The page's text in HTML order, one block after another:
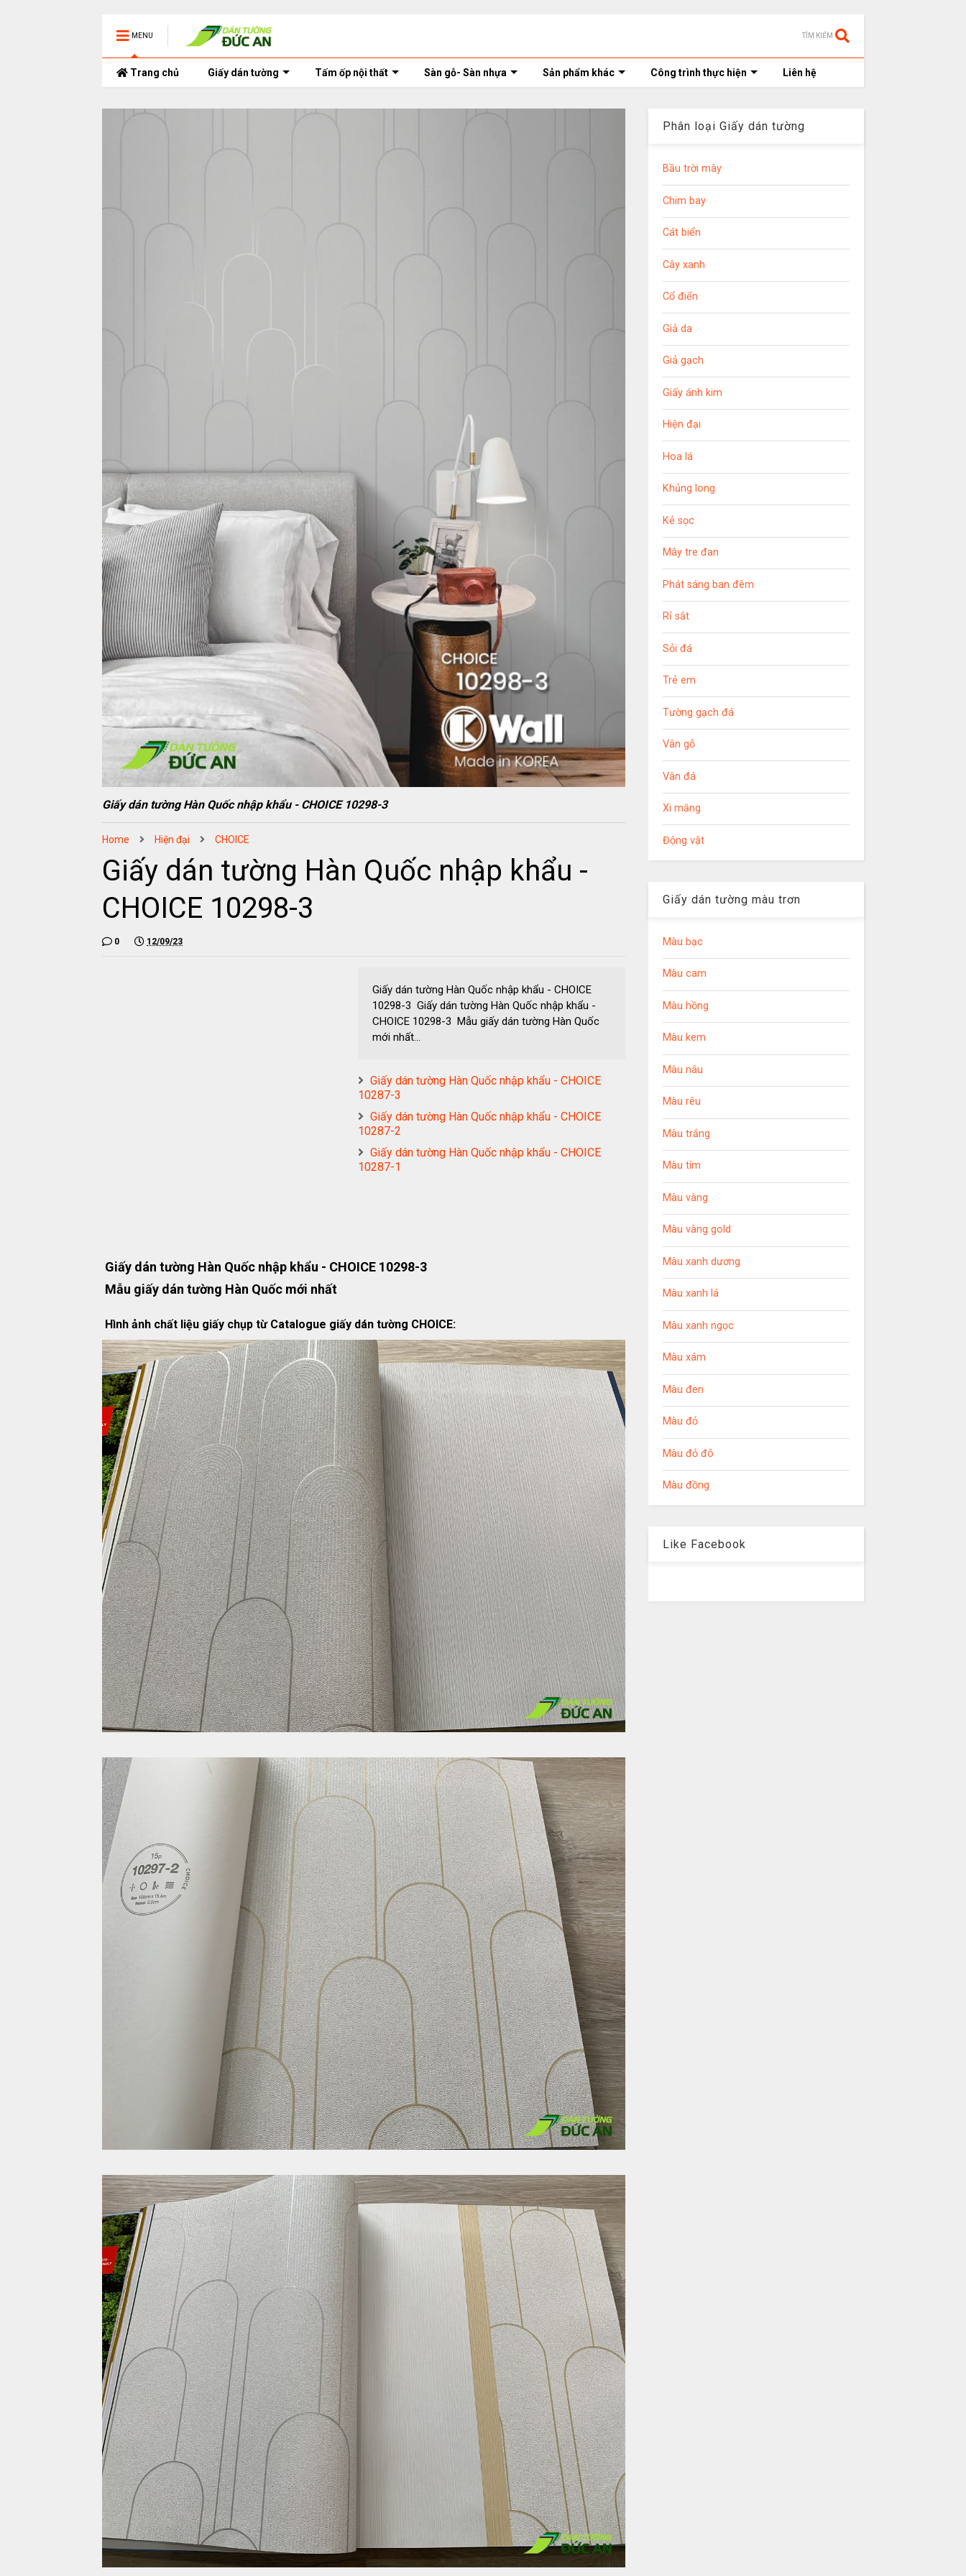
MENU TÌM KIẾM
Trang chủ Giấy dán tường Tấm ốp nội thất Sàn gỗ- Sàn nhựa Sản phẩm khác Công trình thực hiện Liên hệ
Giấy dán tường Hàn Quốc nhập khẩu - CHOICE 10298-3
Home Hiện đại CHOICE
Giấy dán tường Hàn Quốc nhập khẩu -
CHOICE 10298-3
0 12/09/23
Giấy dán tường Hàn Quốc nhập khẩu - CHOICE
10298-3 Giấy dán tường Hàn Quốc nhập khẩu -
CHOICE 10298-3 Mẫu giấy dán tường Hàn Quốc
mới nhất...
Giấy dán tường Hàn Quốc nhập khẩu - CHOICE
10287-3
Giấy dán tường Hàn Quốc nhập khẩu - CHOICE
10287-2
Giấy dán tường Hàn Quốc nhập khẩu - CHOICE
10287-1
Giấy dán tường Hàn Quốc nhập khẩu - CHOICE 10298-3
Mẫu giấy dán tường Hàn Quốc mới nhất
Hình ảnh chất liệu giấy chụp từ Catalogue giấy dán tường CHOICE:
Phân loại Giấy dán tường
Bầu trời mây
Chim bay
Cát biển
Cây xanh
Cổ điển
Giả da
Giả gạch
Giấy ánh kim
Hiện đại
Hoa lá
Khủng long
Kẻ sọc
Mây tre đan
Phát sáng ban đêm
Rỉ sắt
Sỏi đá
Trẻ em
Tường gạch đá
Vân gỗ
Vân đá
Xi măng
Động vật
Giấy dán tường màu trơn
Màu bạc
Màu cam
Màu hồng
Màu kem
Màu nâu
Màu rêu
Màu trắng
Màu tím
Màu vàng
Màu vàng gold
Màu xanh dương
Màu xanh lá
Màu xanh ngọc
Màu xám
Màu đen
Màu đỏ
Màu đỏ đô
Màu đồng
Like Facebook